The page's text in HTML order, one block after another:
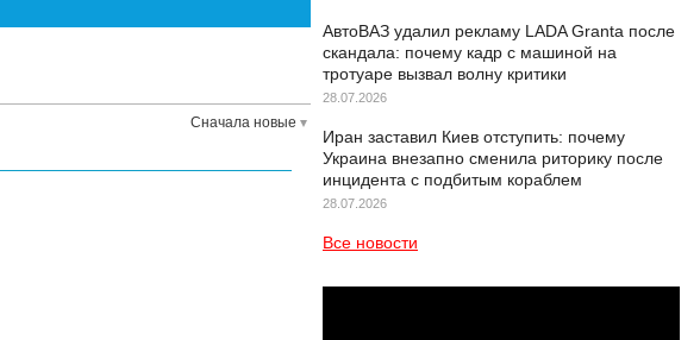
Сначала новые
АвтоВАЗ удалил рекламу LADA Granta после
скандала: почему кадр с машиной на
тротуаре вызвал волну критики
28.07.2026
Иран заставил Киев отступить: почему
Украина внезапно сменила риторику после
инцидента с подбитым кораблем
28.07.2026
Все новости